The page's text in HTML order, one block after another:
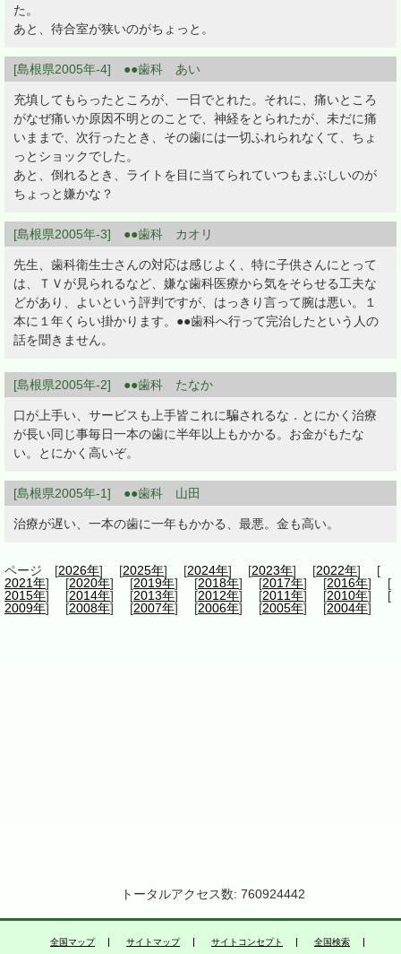
た。
あと、待合室が狭いのがちょっと。
[島根県2005年-4] ●●歯科 あい
充填してもらったところが、一日でとれた。それに、痛いところ
がなぜ痛いか原因不明とのことで、神経をとられたが、未だに痛
いままで、次行ったとき、その歯には一切ふれられなくて、ちょ
っとショックでした。
あと、倒れるとき、ライトを目に当てられていつもまぶしいのが
ちょっと嫌かな？
[島根県2005年-3] ●●歯科 カオリ
先生、歯科衛生士さんの対応は感じよく、特に子供さんにとって
は、ＴＶが見られるなど、嫌な歯科医療から気をそらせる工夫な
どがあり、よいという評判ですが、はっきり言って腕は悪い。１
本に１年くらい掛かります。●●歯科へ行って完治したという人の
話を聞きません。
[島根県2005年-2] ●●歯科 たなか
口が上手い、サービスも上手皆これに騙されるな．とにかく治療
が長い同じ事毎日一本の歯に半年以上もかかる。お金がもたな
い。とにかく高いぞ。
[島根県2005年-1] ●●歯科 山田
治療が遅い、一本の歯に一年もかかる、最悪。金も高い。
ページ [2026年] [2025年] [2024年] [2023年] [2022年] [
2021年] [2020年] [2019年] [2018年] [2017年] [2016年] [
2015年] [2014年] [2013年] [2012年] [2011年] [2010年] [
2009年] [2008年] [2007年] [2006年] [2005年] [2004年]
トータルアクセス数: 760924442
全国マップ サイトマップ サイトコンセプト 全国検索